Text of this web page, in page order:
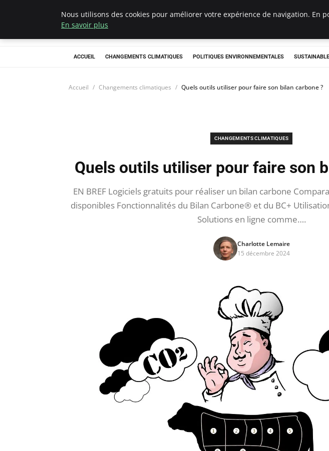
ACCUEIL CHANGEMENTS CLIMATIQUES POLITIQUES ENVIRONNEMENTALES
Accueil Changements climatiques Quels outils utiliser pour faire son bilan carbone ?
CHANGEMENTS CLIMATIQUES
Quels outils utiliser pour faire son
EN BREF Logiciels gratuits pour réaliser un bilan carbone
disponibles Fonctionnalités du Bilan Carbone® et du BC+
Solutions en ligne comme….
Charlotte Lemaire
15 décembre 2024
Nous utilisons des cookies pour améliorer votre expérience de navigation. En
En savoir plus